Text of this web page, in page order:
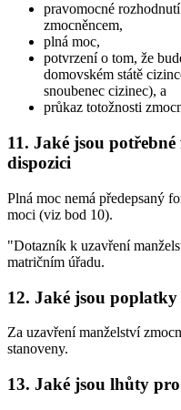
pravomocné
zmocněncem,
plná moc,
potvrzení o tom, že
domovském státě
snoubenec cizinec), a
průkaz totožnosti
11. Jaké jsou
dispozici
Plná moc nemá předepsaný
moci (viz bod 10).
"Dotazník k uzavření
matričním úřadu.
12. Jaké jsou
Za uzavření manželství
stanoveny.
13. Jaké jsou lhůty